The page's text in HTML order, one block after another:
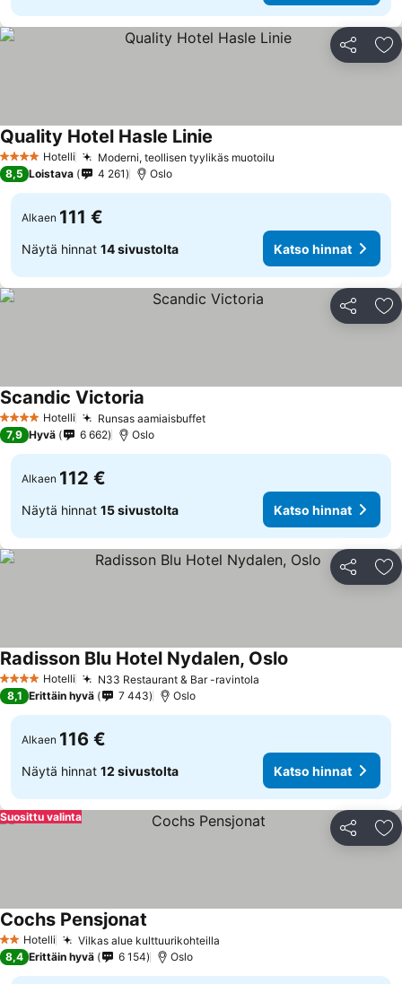
Jaa
4 Tähtiluokitus
Hotelli Moderni, teollisen tyylikäs muotoilu
Quality Hotel Hasle Linie
8,5 Loistava 4 261 Oslo
Alkaen 111 €
Näytä hinnat 14 sivustolta Katso hinnat
Jaa
4 Tähtiluokitus
Hotelli Runsas aamiaisbuffet
Scandic Victoria
7,9 Hyvä 6 662 Oslo
Alkaen 112 €
Näytä hinnat 15 sivustolta Katso hinnat
Jaa
4 Tähtiluokitus
Hotelli N33 Restaurant & Bar -ravintola
Radisson Blu Hotel Nydalen, Oslo
8,1 Erittäin hyvä 7 443 Oslo
Alkaen 116 €
Näytä hinnat 12 sivustolta Katso hinnat
Jaa
Suosittu valinta
2 Tähtiluokitus
Hotelli Vilkas alue kulttuurikohteilla
Cochs Pensjonat
8,4 Erittäin hyvä 6 154 Oslo